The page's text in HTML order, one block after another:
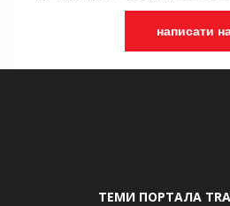
написати
ТЕМИ ПОРТАЛА